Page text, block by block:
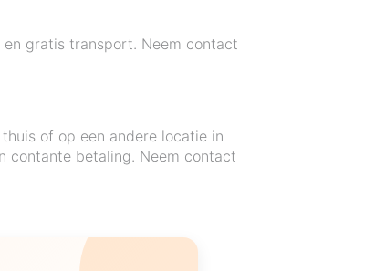
gratis transport. Neem contact
of op een andere locatie in
contante betaling. Neem contact